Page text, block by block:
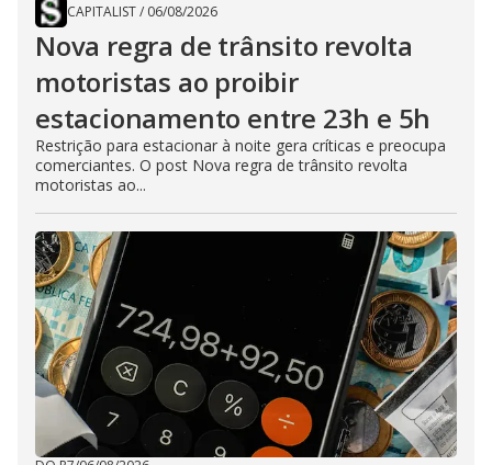
CAPITALIST/ 06/08/2026
Nova regra de trânsito revolta
motoristas ao proibir
estacionamento entre 23h e 5h
Restrição para estacionar à noite gera críticas e preocupa
comerciantes. O post Nova regra de trânsito revolta
motoristas ao...